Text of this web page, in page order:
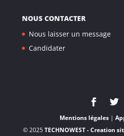
NOUS CONTACTER
Nous laisser un message
Candidater
Mentions légales |
© 2025TECHNOWEST - Creation